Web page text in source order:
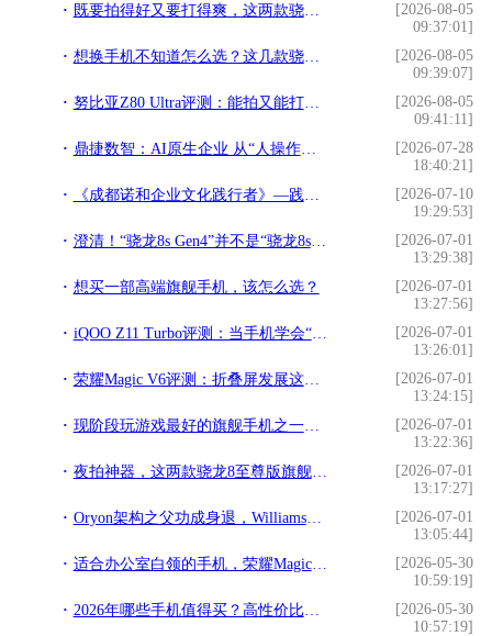
既要拍得好又要打得爽，这两款骁龙8至尊版旗舰一步到位
[2026-08-05
09:37:01]
想换手机不知道怎么选？这几款骁龙旗舰机帮你把把关
[2026-08-05
09:39:07]
努比亚Z80 Ultra评测：能拍又能打的“街拍游戏机”
[2026-08-05
09:41:11]
鼎捷数智：AI原生企业 从“人操作工具”到“定义目标，坐收成果”
[2026-07-28
18:40:21]
《成都诺和企业文化践行者》—践行文化，榜样力量
[2026-07-10
19:29:53]
澄清！“骁龙8s Gen4”并不是“骁龙8s至尊”，后者不存在
[2026-07-01
13:29:38]
想买一部高端旗舰手机，该怎么选？
[2026-07-01
13:27:56]
iQOO Z11 Turbo评测：当手机学会“预判”，玩游戏是什么体验？
[2026-07-01
13:26:01]
荣耀Magic V6评测：折叠屏发展这么多年，终于可以放心买了？
[2026-07-01
13:24:15]
现阶段玩游戏最好的旗舰手机之一，游戏狂魔红魔11 Pro评测
[2026-07-01
13:22:36]
夜拍神器，这两款骁龙8至尊版旗舰让你爱上暗光创作
[2026-07-01
13:17:27]
Oryon架构之父功成身退，Williams给高通留下了什么礼物
[2026-07-01
13:05:44]
适合办公室白领的手机，荣耀Magic8全能旗舰深度解析
[2026-05-30
10:59:19]
2026年哪些手机值得买？高性价比与顶级旗舰全攻略
[2026-05-30
10:57:19]